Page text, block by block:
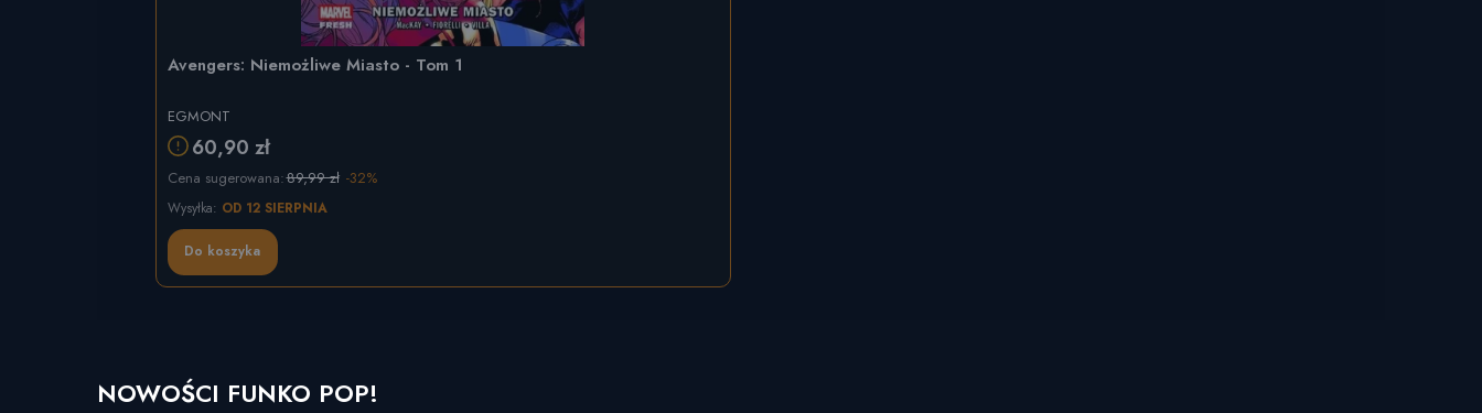
Avengers: Niemożliwe Miasto - Tom 1
EGMONT
60,90 zł
Cena sugerowana:89,99 zł -32%
Do koszyka
Wysyłka: OD 12 SIERPNIA
NOWOŚCI FUNKO POP!